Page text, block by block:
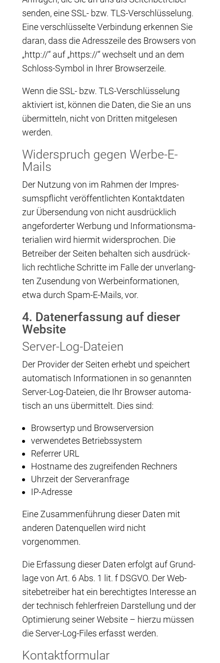
sen­den, eine SSL- bzw. TLS-Ver­schlüs­se­lung.
Eine ver­schlüs­sel­te Ver­bin­dung erken­nen Sie
dar­an, dass die Adress­zei­le des Brow­sers von
„http://“ auf „https://“ wech­selt und an dem
Schloss-Sym­bol in Ihrer Browserzeile.
Wenn die SSL- bzw. TLS-Ver­schlüs­se­lung
akti­viert ist, kön­nen die Daten, die Sie an uns
über­mit­teln, nicht von Drit­ten mit­ge­le­sen
werden.
Wider­spruch gegen Werbe-E-
Mails
Der Nut­zung von im Rah­men der Impres­
sums­pflicht ver­öf­fent­lich­ten Kon­takt­da­ten
zur Über­sen­dung von nicht aus­drück­lich
ange­for­der­ter Wer­bung und Infor­ma­ti­ons­ma­
te­ria­li­en wird hier­mit wider­spro­chen. Die
Betrei­ber der Sei­ten behal­ten sich aus­drück­
lich recht­li­che Schrit­te im Fal­le der unver­lang­
ten Zusen­dung von Wer­be­infor­ma­tio­nen,
etwa durch Spam-E-Mails, vor.
4. Daten­er­fas­sung auf die­ser
Website
Ser­ver-Log-Datei­en
Der Pro­vi­der der Sei­ten erhebt und spei­chert
auto­ma­tisch Infor­ma­tio­nen in so genann­ten
Ser­ver-Log-Datei­en, die Ihr Brow­ser auto­ma­
tisch an uns über­mit­telt. Dies sind:
Brow­ser­typ und Browserversion
ver­wen­de­tes Betriebssystem
Refer­rer URL
Host­na­me des zugrei­fen­den Rechners
Uhr­zeit der Serveranfrage
IP-Adres­se
Eine Zusam­men­füh­rung die­ser Daten mit
ande­ren Daten­quel­len wird nicht
vorgenommen.
Die Erfas­sung die­ser Daten erfolgt auf Grund­
la­ge von Art. 6 Abs. 1 lit. f DSGVO. Der Web­
site­be­trei­ber hat ein berech­tig­tes Inter­es­se an
der tech­nisch feh­ler­frei­en Dar­stel­lung und der
Opti­mie­rung sei­ner Web­site – hier­zu müs­sen
die Ser­ver-Log-Files erfasst werden.
Kon­takt­for­mu­lar